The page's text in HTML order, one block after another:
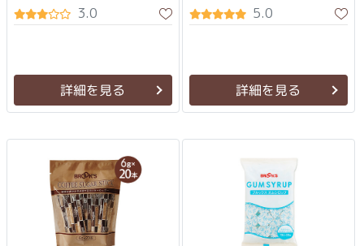
3.0
詳細を見る
5.0
詳細を見る